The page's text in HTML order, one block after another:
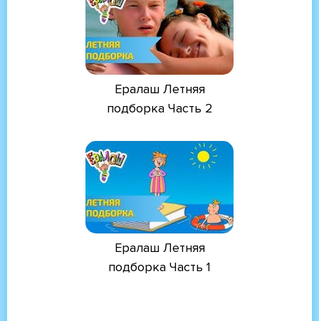
Ералаш Летняя
подборка Часть 2
Ералаш Летняя
подборка Часть 1